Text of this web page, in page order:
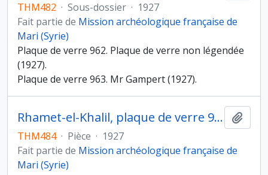
THM482 · Sous-dossier · 1927
Fait partie de Mission archéologique française de
Mari (Syrie)
Plaque de verre 962. Plaque de verre non légendée
(1927).
Plaque de verre 963. Mr Gampert (1927).
Rhamet-el-Khalil, plaque de verre 965
THM484 · Pièce · 1927
Fait partie de Mission archéologique française de
Mari (Syrie)